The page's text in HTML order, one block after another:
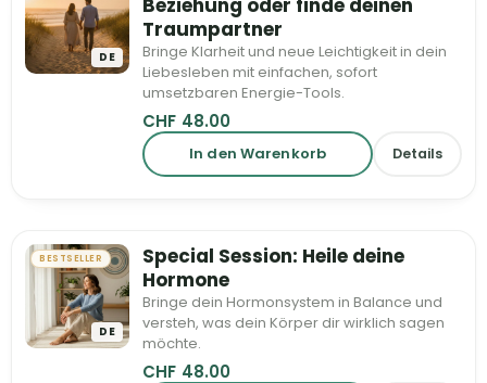
DE
Traumpartner
Bringe Klarheit und neue Leichtigkeit in dein
Liebesleben mit einfachen, sofort
umsetzbaren Energie-Tools.
CHF 48.00
In den Warenkorb Details
BESTSELLER
DE
Special Session: Heile deine
Hormone
Bringe dein Hormonsystem in Balance und
versteh, was dein Körper dir wirklich sagen
möchte.
CHF 48.00